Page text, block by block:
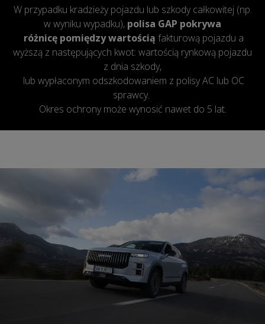
W przypadku kradzieży pojazdu lub szkody całkowitej (np.
w wyniku wypadku), polisa GAP pokrywa
różnicę pomiędzy wartością fakturową pojazdu a
wyższą z następujących kwot: wartością rynkową pojazdu
z dnia szkody,
lub wypłaconym odszkodowaniem z polisy AC lub OC
sprawcy.
Okres ochrony może wynosić nawet do 5 lat.